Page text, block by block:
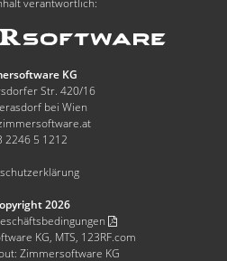
verantwortlich:
KG
Str. 420/16
bei Wien
2246 5 1212
2026
KG, MTS, 123RF.com
Zimmersoftware KG